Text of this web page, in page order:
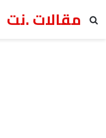
مقالات .نت
بحث عن